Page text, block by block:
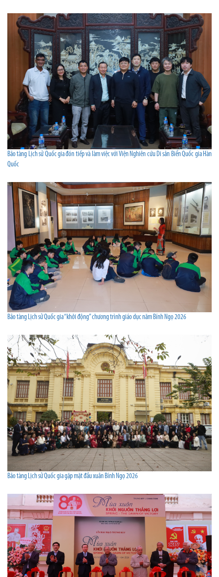
Bảo tàng Lịch sử Quốc gia đón tiếp và làm việc với Viện Nghiên cứu Di sản Biển Quốc gia Hàn
Quốc
Bảo tàng Lịch sử Quốc gia “khởi động” chương trình giáo dục năm Bính Ngọ 2026
Bảo tàng Lịch sử Quốc gia gặp mặt đầu xuân Bính Ngọ 2026